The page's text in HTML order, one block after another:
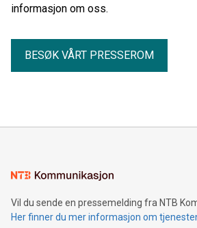
informasjon om oss.
BESØK VÅRT PRESSEROM
Vil du sende en pressemelding fra NTB
Her finner du mer informasjon om